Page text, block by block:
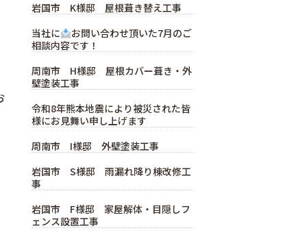
岩国市 K様邸 屋根葺き替え工事
当社に
お問い合わせ頂いた7月のご
相談内容です！
周南市 H様邸 屋根カバー葺き・外
壁塗装工事
令和8年熊本地震により被災された皆
様にお見舞い申し上げます
周南市 I様邸 外壁塗装工事
岩国市 S様邸 雨漏れ降り棟改修工
事
岩国市 F様邸 家屋解体・目隠しフ
ェンス設置工事